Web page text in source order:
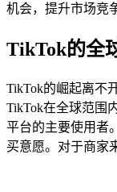
机会，提升市场竞
TikTok的全
TikTok的崛起离不
TikTok在全球范围
平台的主要使用者
买意愿。对于商家